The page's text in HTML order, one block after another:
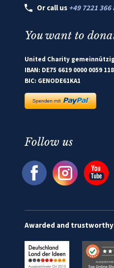
Or call us +49 7221 366
You want to
United Charity
IBAN: DE75 6619 0000 0059
BIC: GENODE61KA1
Follow us
Awarded and